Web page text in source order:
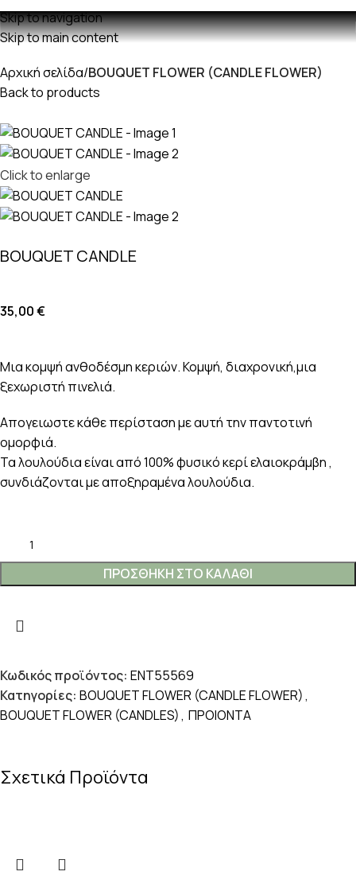
Skip to navigation
Skip to main content
Αρχική σελίδα BOUQUET FLOWER (CANDLE FLOWER)
Back to products
Click to enlarge
BOUQUET CANDLE
35,00€
Μια κομψή ανθοδέσμη κεριών. Κομψή, διαχρονική,μια
ξεχωριστή πινελιά.
Απογειωστε κάθε περίσταση με αυτή την παντοτινή
ομορφιά.
Τα λουλούδια είναι από 100% φυσικό κερί ελαιοκράμβη ,
συνδιάζονται με αποξηραμένα λουλούδια.
ΠΡΟΣΘΉΚΗ ΣΤΟ ΚΑΛΆΘΙ
Κωδικός προϊόντος: ENT55569
Κατηγορίες: BOUQUET FLOWER (CANDLE FLOWER),
BOUQUET FLOWER (CANDLES), ΠΡΟΙΟΝΤΑ
Σχετικά Προϊόντα